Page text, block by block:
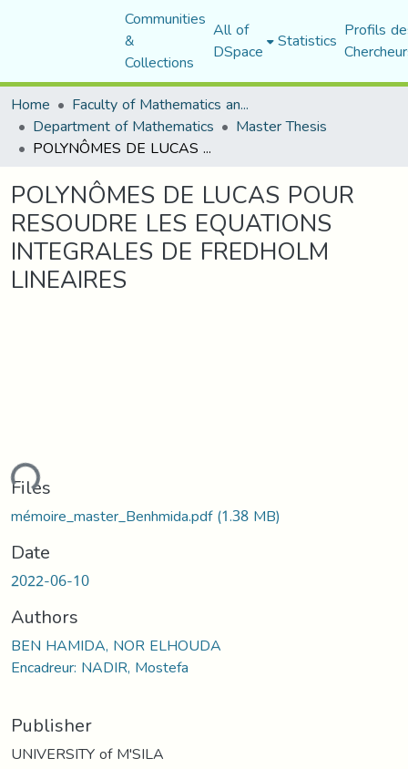
Communities
&
Collections
All of
DSpace Statistics Profils
Home
Faculty of Mathematics and Computer Science
Department of Mathematics Master Thesis
POLYNÔMES DE LUCAS POUR RESOUDRE LES EQUATIONS INTEGRALES DE FREDHOLM LINEAIRES
POLYNÔMES DE LUCAS POUR
RESOUDRE LES EQUATIONS
INTEGRALES DE FREDHOLM
LINEAIRES
Files
mémoire_master_Benhmida.pdf(1.38 MB)
Date
2022-06-10
Authors
BEN HAMIDA, NOR ELHOUDA
Encadreur: NADIR, Mostefa
Publisher
UNIVERSITY of M'SILA